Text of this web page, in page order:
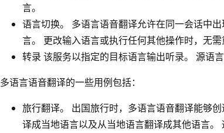
言。
语言切换。 多语言语音翻译允许在同一会话中
言。 更改输入语言或执行任何其他操作时，无需
转录 该服务以指定的目标语言输出听录。 源语言
多语言语音翻译的一些用例包括：
旅行翻译。 出国旅行时，多语言语音翻译能够
译成当地语言以及从当地语言翻译成其他语言